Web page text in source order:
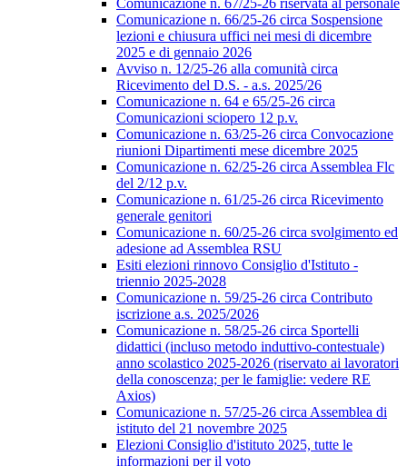
Comunicazione n. 67/25-26 riservata al personale
Comunicazione n. 66/25-26 circa Sospensione
lezioni e chiusura uffici nei mesi di dicembre
2025 e di gennaio 2026
Avviso n. 12/25-26 alla comunità circa
Ricevimento del D.S. - a.s. 2025/26
Comunicazione n. 64 e 65/25-26 circa
Comunicazioni sciopero 12 p.v.
Comunicazione n. 63/25-26 circa Convocazione
riunioni Dipartimenti mese dicembre 2025
Comunicazione n. 62/25-26 circa Assemblea Flc
del 2/12 p.v.
Comunicazione n. 61/25-26 circa Ricevimento
generale genitori
Comunicazione n. 60/25-26 circa svolgimento ed
adesione ad Assemblea RSU
Esiti elezioni rinnovo Consiglio d'Istituto -
triennio 2025-2028
Comunicazione n. 59/25-26 circa Contributo
iscrizione a.s. 2025/2026
Comunicazione n. 58/25-26 circa Sportelli
didattici (incluso metodo induttivo-contestuale)
anno scolastico 2025-2026 (riservato ai lavoratori
della conoscenza; per le famiglie: vedere RE
Axios)
Comunicazione n. 57/25-26 circa Assemblea di
istituto del 21 novembre 2025
Elezioni Consiglio d'istituto 2025, tutte le
informazioni per il voto